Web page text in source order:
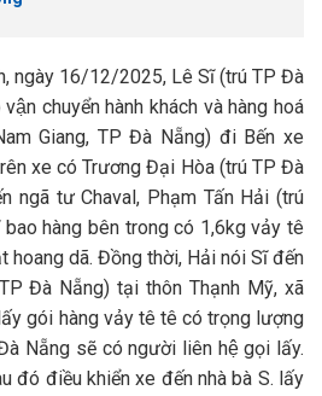
ngày 16/12/2025, Lê Sĩ (trú TP Đà
chuyển hành khách và hàng hoá
Giang, TP Đà Nẵng) đi Bến xe
xe có Trương Đại Hòa (trú TP Đà
ngã tư Chaval, Phạm Tấn Hải (trú
hàng bên trong có 1,6kg vảy tê
hoang dã. Đồng thời, Hải nói Sĩ đến
Đà Nẵng) tại thôn Thạnh Mỹ, xã
gói hàng vảy tê tê có trọng lượng
Nẵng sẽ có người liên hệ gọi lấy.
đó điều khiển xe đến nhà bà S. lấy